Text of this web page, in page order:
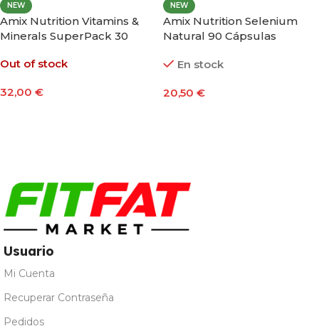
NEW
Amix Nutrition Vitamins &
Minerals SuperPack 30
Out of stock
32,00 €
NEW
Amix Nutrition Selenium
Natural 90 Cápsulas
En stock
20,50 €
Usuario
Mi Cuenta
Recuperar Contraseña
Pedidos